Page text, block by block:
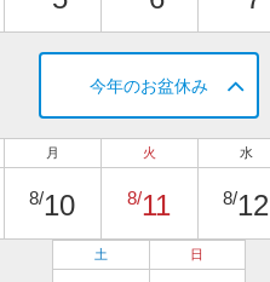
今年のお盆休み
月
8/10
火
8/11
水
8/12
土 日